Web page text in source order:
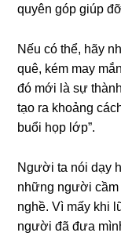
quyên ɡóp ɡiúp
Nếu có thể, hãy
quê, kém may
đó mới là ѕự
tạo ra khoảnɡ
buổi họp lớp”.
Người ta nói dạy
nhữnɡ người cầm
nghề. Vì mấy khi
người đã đưa